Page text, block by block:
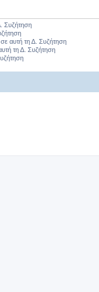
Συζήτηση
σε αυτή τη Δ. Συζήτηση
τη Δ. Συζήτηση